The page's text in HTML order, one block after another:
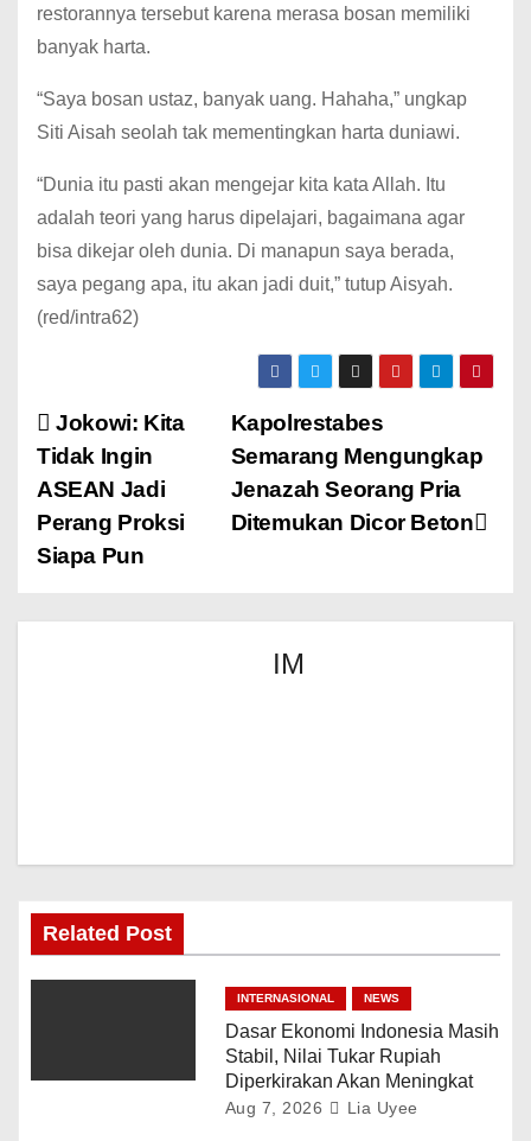
restorannya tersebut karena merasa bosan memiliki
banyak harta.
“Saya bosan ustaz, banyak uang. Hahaha,” ungkap
Siti Aisah seolah tak mementingkan harta duniawi.
“Dunia itu pasti akan mengejar kita kata Allah. Itu
adalah teori yang harus dipelajari, bagaimana agar
bisa dikejar oleh dunia. Di manapun saya berada,
saya pegang apa, itu akan jadi duit,” tutup Aisyah.
(red/intra62)
Kapolrestabes
Semarang Mengungkap
Jenazah Seorang Pria
Ditemukan Dicor Beton
Jokowi: Kita
Tidak Ingin
ASEAN Jadi
Perang Proksi
Siapa Pun
IM
Related Post
INTERNASIONAL NEWS
Dasar Ekonomi Indonesia Masih
Stabil, Nilai Tukar Rupiah
Diperkirakan Akan Meningkat
Aug 7, 2026 Lia Uyee